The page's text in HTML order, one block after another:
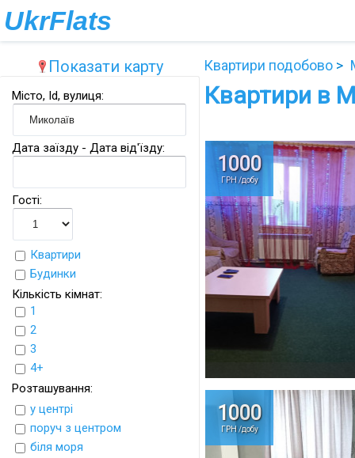
UkrFlats
Показати карту
Місто, Id, вулиця:
Дата заїзду - Дата від'їзду:
Гості:
Квартири
Будинки
Кількість кімнат:
1
2
3
4+
Розташування:
у центрі
поруч з центром
біля моря
Квартири подобово
Квартири в
1000
ГРН /добу
1000
ГРН /добу